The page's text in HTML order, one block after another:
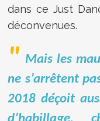
dans ce Just
déconvenues.
Mais les
ne s’arrêtent
2018 déçoit